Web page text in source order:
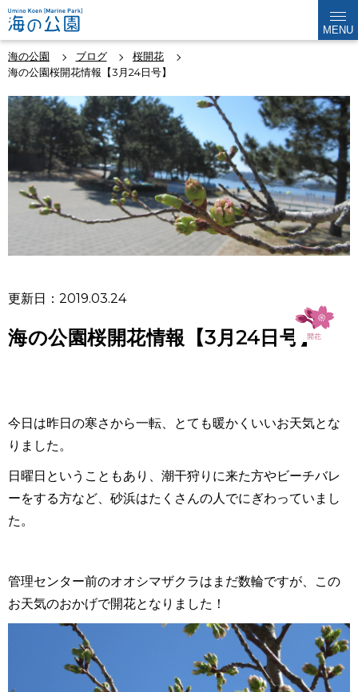
MENU
海の公園 ブログ
桜開花
海の公園桜開花情報【3月24日号】
更新日：2019.03.24
海の公園桜開花情報【3月24日号】
今日は昨日の寒さから一転、とても暖かくいいお天気とな
りました。
日曜日ということもあり、潮干狩りに来た方やビーチバレ
ーをする方など、砂浜はたくさんの人でにぎわっていまし
た。
管理センター前のオオシマザクラはまだ数輪ですが、この
お天気のおかげで開花となりました！